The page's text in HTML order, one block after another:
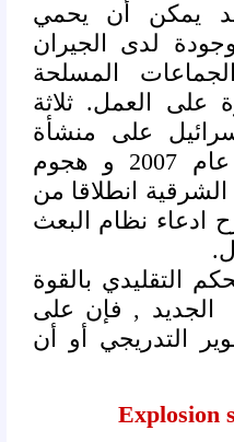
يمكن أن يحمي
لدى الجيران
المسلحة
على العمل. ثلاثة
على منشأة
المفاعل النووي المشتبه بها عام 2007 و هجوم
الشرقية انطلاقا من
نهاية عام 2008 يطرح ادعاء نظام البعث
التقليدي بالقوة
الجديد , فإن على
التدريجي أو أن
Explosion